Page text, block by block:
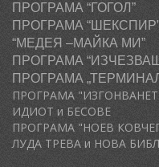
ПРОГРАМА “ГОГОЛ”
ПРОГРАМА
“МЕДЕЯ –МАЙКА МИ”
ПРОГРАМА
ПРОГРАМА
ПРОГРАМА
ИДИОТ и БЕСОВЕ
ПРОГРАМА "НОЕВ
ЛУДА ТРЕВА и НОВА